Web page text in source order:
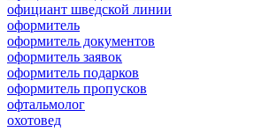
официант шведской линии
оформитель
оформитель документов
оформитель заявок
оформитель подарков
оформитель пропусков
офтальмолог
охотовед